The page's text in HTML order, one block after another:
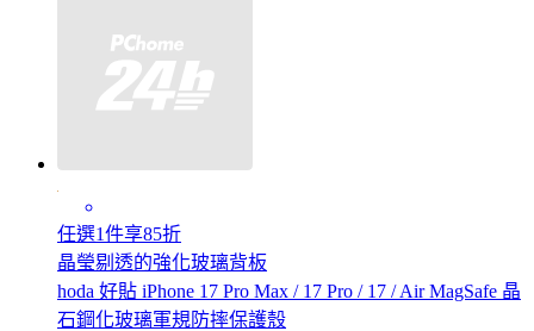
任選1件享85折
晶瑩剔透的強化玻璃背板
hoda 好貼 iPhone 17 Pro Max / 17 Pro / 17 / Air MagSafe 晶
石鋼化玻璃軍規防摔保護殼